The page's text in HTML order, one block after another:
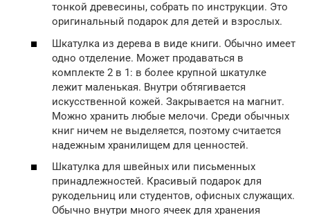
тонкой древесины, собрать по инструкции. Это
оригинальный подарок для детей и взрослых.
Шкатулка из дерева в виде книги. Обычно имеет
одно отделение. Может продаваться в
комплекте 2 в 1: в более крупной шкатулке
лежит маленькая. Внутри обтягивается
искусственной кожей. Закрывается на магнит.
Можно хранить любые мелочи. Среди обычных
книг ничем не выделяется, поэтому считается
надежным хранилищем для ценностей.
Шкатулка для швейных или письменных
принадлежностей. Красивый подарок для
рукодельниц или студентов, офисных служащих.
Обычно внутри много ячеек для хранения